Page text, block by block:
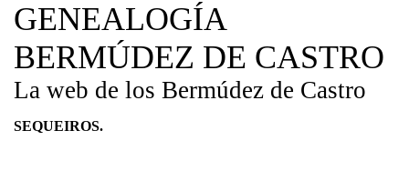
GENEALOGÍA
BERMÚDEZ DE CASTRO
La web de los Bermúdez de Castro
SEQUEIROS.